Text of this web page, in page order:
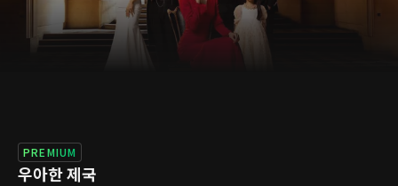
PREMIUM
우아한 제국